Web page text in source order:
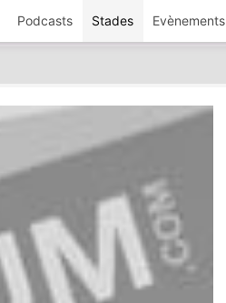
Podcasts Stades Evènements